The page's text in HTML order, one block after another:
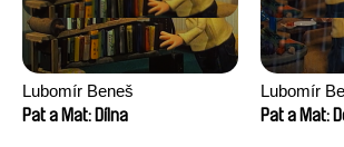
Lubomír Beneš
Pat a Mat: Dílna
Lubomír
Pat a Mat: